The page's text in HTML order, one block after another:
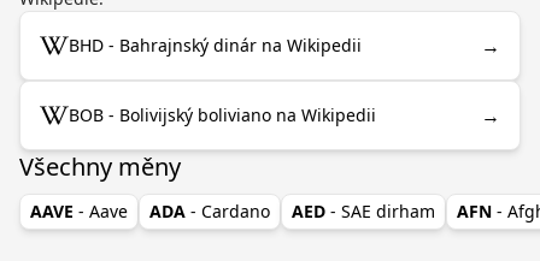
BHD - Bahrajnský dinár na Wikipedii →
BOB - Bolivijský boliviano na Wikipedii →
Všechny měny
AAVE - Aave ADA - Cardano AED - SAE dirham AFN -